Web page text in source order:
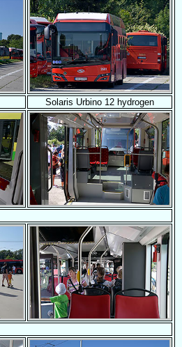
Solaris Urbino 12 hydrogen